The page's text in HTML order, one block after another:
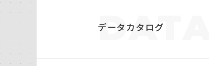
データカタログ
DATA